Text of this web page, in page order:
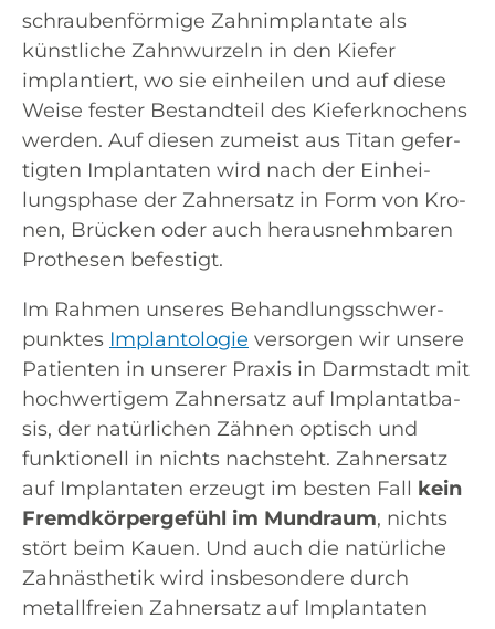
schrau­ben­för­mi­ge Zahn­im­plan­ta­te als
künst­li­che Zahn­wur­zeln in den Kie­fer
implan­tiert, wo sie ein­hei­len und auf die­se
Wei­se fes­ter Bestand­teil des Kie­fer­kno­chens
wer­den. Auf die­sen zumeist aus Titan gefer­
tig­ten Implan­ta­ten wird nach der Ein­hei­
lungs­pha­se der Zahn­ersatz in Form von Kro­
nen, Brü­cken oder auch her­aus­nehm­ba­ren
Pro­the­sen befestigt.
Im Rah­men unse­res Behand­lungs­schwer­
punk­tes Implan­to­lo­gie ver­sor­gen wir unse­re
Pati­en­ten in unse­rer Pra­xis in Darm­stadt mit
hoch­wer­ti­gem Zahn­ersatz auf Implan­tat­ba­
sis, der natür­li­chen Zäh­nen optisch und
funk­tio­nell in nichts nach­steht. Zahn­ersatz
auf Implan­ta­ten erzeugt im bes­ten Fall kein
Fremd­kör­per­ge­fühl im Mund­raum, nichts
stört beim Kau­en. Und auch die natür­li­che
Zahn­äs­the­tik wird ins­be­son­de­re durch
metall­frei­en Zahn­ersatz auf Implan­ta­ten